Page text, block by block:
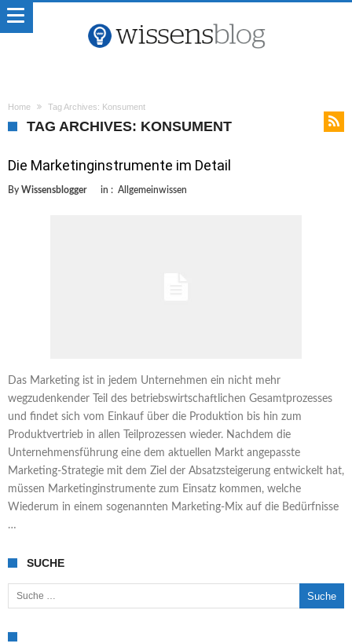
Home Tag Archives: Konsument
TAG ARCHIVES: KONSUMENT
Die Marketinginstrumente im Detail
By Wissensblogger in : Allgemeinwissen
Das Marketing ist in jedem Unternehmen ein nicht mehr
wegzudenkender Teil des betriebswirtschaftlichen Gesamtprozesses
und findet sich vom Einkauf über die Produktion bis hin zum
Produktvertrieb in allen Teilprozessen wieder. Nachdem die
Unternehmensführung eine dem aktuellen Markt angepasste
Marketing-Strategie mit dem Ziel der Absatzsteigerung entwickelt hat,
müssen Marketinginstrumente zum Einsatz kommen, welche
Wiederum in einem sogenannten Marketing-Mix auf die Bedürfnisse
…
SUCHE
Suche nach: